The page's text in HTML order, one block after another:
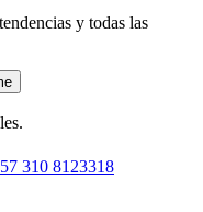
y todas las
310 8123318